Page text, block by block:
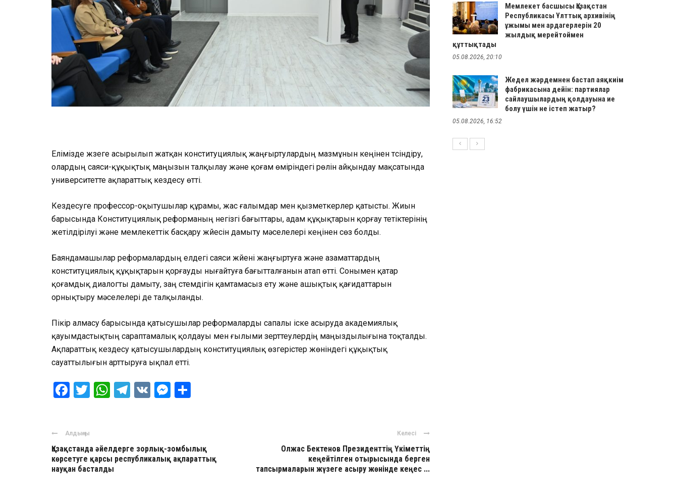
Елімізде жүзеге асырылып жатқан конституциялық жаңғыртулардың мазмұнын кеңінен түсіндіру,
олардың саяси-құқықтық маңызын талқылау және қоғам өміріндегі рөлін айқындау мақсатында
университетте ақпараттық кездесу өтті.
Кездесуге профессор-оқытушылар құрамы, жас ғалымдар мен қызметкерлер қатысты. Жиын
барысында Конституциялық реформаның негізгі бағыттары, адам құқықтарын қорғау тетіктерінің
жетілдірілуі және мемлекеттік басқару жүйесін дамыту мәселелері кеңінен сөз болды.
Баяндамашылар реформалардың елдегі саяси жүйені жаңғыртуға және азаматтардың
конституциялық құқықтарын қорғауды нығайтуға бағытталғанын атап өтті. Сонымен қатар
қоғамдық диалогты дамыту, заң үстемдігін қамтамасыз ету және ашықтық қағидаттарын
орнықтыру мәселелері де талқыланды.
Пікір алмасу барысында қатысушылар реформаларды сапалы іске асыруда академиялық
қауымдастықтың сараптамалық қолдауы мен ғылыми зерттеулердің маңыздылығына тоқталды.
Ақпараттық кездесу қатысушылардың конституциялық өзгерістер жөніндегі құқықтық
сауаттылығын арттыруға ықпал етті.
Facebook
Twitter
WhatsApp
Telegram
VK Messenger
Алдыңғы
Қазақстанда әйелдерге зорлық-зомбылық
көрсетуге қарсы республикалық ақпараттық
науқан басталды
Келесі
Олжас Бектенов Президенттің Үкіметтің
кеңейтілген отырысында берген
тапсырмаларын жүзеге асыру жөнінде кеңес ...
Мемлекет басшысы Қазақстан
Республикасы Ұлттық архивінің
ұжымы мен ардагерлерін 20
жылдық мерейтоймен
құттықтады
05.08.2026, 20:10
Жедел жәрдемнен бастап аяқкиім
фабрикасына дейін: партиялар
сайлаушылардың қолдауына ие
болу үшін не істеп жатыр?
05.08.2026, 16:52